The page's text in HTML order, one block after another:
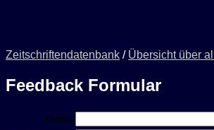
Zeitschriftendatenbank / Übersicht über
Feedback Formular
Name: